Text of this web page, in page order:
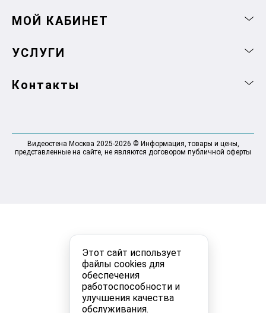
Этот сайт использует
файлы cookies для
обеспечения
работоспособности и
улучшения качества
обслуживания.
МОЙ КАБИНЕТ
УСЛУГИ
Контакты
Видеостена Москва 2025-2026 © Информация, товары и цены,
представленные на сайте, не являются договором публичной оферты